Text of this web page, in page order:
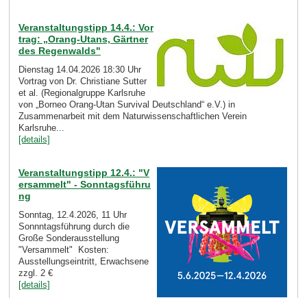
Veranstaltungstipp 14.4.: Vor
trag: „Orang-Utans, Gärtner
des Regenwalds"
Dienstag 14.04.2026 18:30 Uhr
Vortrag von Dr. Christiane Sutter
et al. (Regionalgruppe Karlsruhe
von „Borneo Orang-Utan Survival Deutschland“ e.V.) in
Zusammenarbeit mit dem Naturwissenschaftlichen Verein
Karlsruhe...
[details]
Veranstaltungstipp 12.4.: "V
ersammelt" - Sonntagsführu
ng
Sonntag, 12.4.2026, 11 Uhr
Sonnntagsführung durch die
Große Sonderausstellung
"Versammelt" Kosten:
Ausstellungseintritt, Erwachsene
zzgl. 2 €
[details]